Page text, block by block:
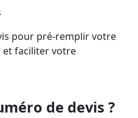
pour pré-remplir votre
et faciliter votre
de devis ?